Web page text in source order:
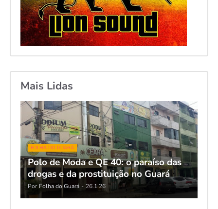
Mais Lidas
FOLHA DO GUARÁ
Polo de Moda e QE 40: o paraíso das
drogas e da prostituição no Guará
Por Folha do Guará - 26.1.26